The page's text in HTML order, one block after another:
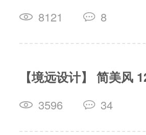
8121 8
【境远设计】 简美风
3596 34